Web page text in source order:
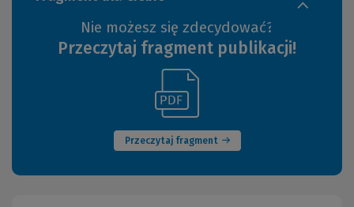
Nie możesz się zdecydować?
Przeczytaj fragment publikacji!
Przeczytaj fragment
(Nowe
okno)
innej
strony)